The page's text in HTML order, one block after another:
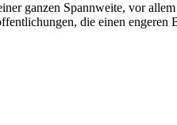
ganzen Spannweite, vor
die einen engeren